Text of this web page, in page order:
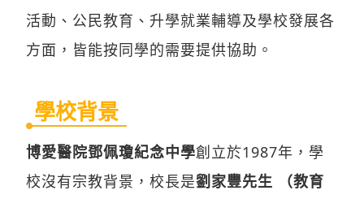
活動、公民教育、升學就業輔導及學校發展各
方面，皆能按同學的需要提供協助。
學校背景
博愛醫院鄧佩瓊紀念中學創立於1987年，學
校沒有宗教背景，校長是劉家豐先生 （教育